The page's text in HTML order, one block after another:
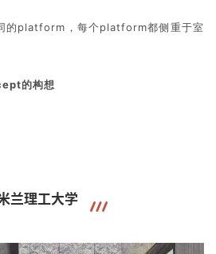
的platform，每个platform都侧重于室
的构想
兰理工大学